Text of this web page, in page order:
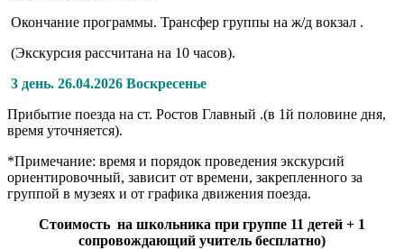
Окончание программы. Трансфер группы на ж/д вокзал .
(Экскурсия рассчитана на 10 часов).
3 день. 26.04.2026 Воскресенье
Прибытие поезда на ст. Ростов Главный .(в 1й половине дня,
время уточняется).
*Примечание: время и порядок проведения экскурсий
ориентировочный, зависит от времени, закрепленного за
группой в музеях и от графика движения поезда.
Стоимость на школьника при группе 11 детей + 1
сопровождающий учитель бесплатно)